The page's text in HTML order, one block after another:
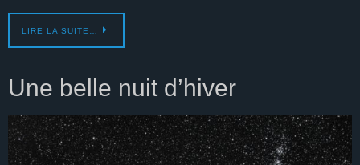
LIRE LA SUITE…
Une belle nuit d’hiver